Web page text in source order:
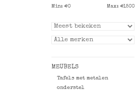
Min: €0 Max: €1500
MEUBELS
Tafels met metalen
onderstel